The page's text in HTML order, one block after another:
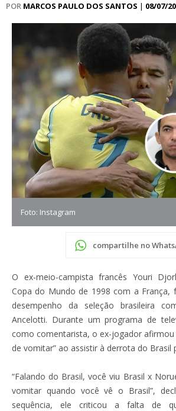
POR MARCOS PAULO DOS SANTOS | 08/07/
Foto: Instagram
compartilhe no
O ex-meio-campista francês Youri
Copa do Mundo de 1998 com a França,
desempenho da seleção brasileira
Ancelotti. Durante um programa de
como comentarista, o ex-jogador afirmou
de vomitar” ao assistir à derrota do Brasil
“Falando do Brasil, você viu Brasil x
vomitar quando você vê o Brasil”,
sequência, ele criticou a falta de